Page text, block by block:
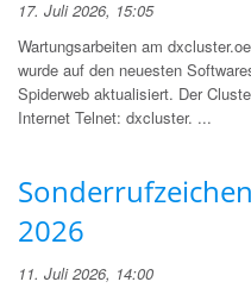
17. Juli 2026, 15:05
Wartungsarbeiten am
wurde auf den neuesten
Spiderweb aktualisiert. Der
Internet Telnet: dxcluster. ...
2026
11. Juli 2026, 14:00